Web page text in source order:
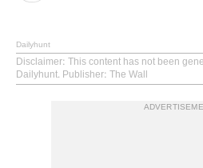
Dailyhunt
Disclaimer: This content has not been
Dailyhunt. Publisher: The Wall